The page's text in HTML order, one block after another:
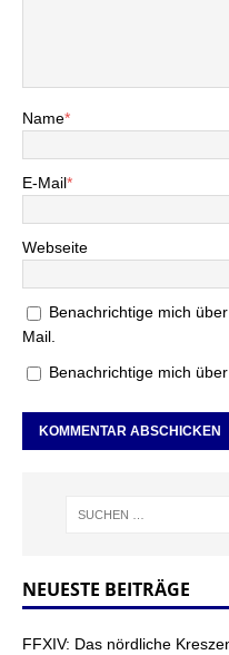
Name*
E-Mail*
Webseite
Benachrichtige mich
Mail.
Benachrichtige mich
NEUESTE BEITRÄGE
FFXIV: Das nördliche